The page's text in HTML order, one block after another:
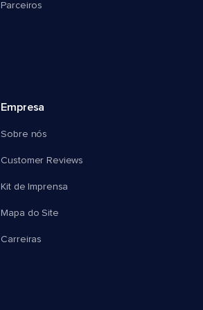
Parceiros
Empresa
Sobre nós
Customer Reviews
Kit de Imprensa
Mapa do Site
Carreiras